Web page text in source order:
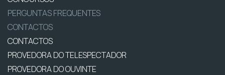
PERGUNTAS FREQUENTES
CONTACTOS
CONTACTOS
PROVEDORA DO TELESPECTADOR
PROVEDORA DO OUVINTE